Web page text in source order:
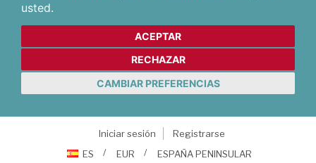
usted.
ACEPTAR
RECHAZAR
CAMBIAR PREFERENCIAS
Iniciar sesión
Registrarse
ES
EUR ESPAÑA PENINSULAR